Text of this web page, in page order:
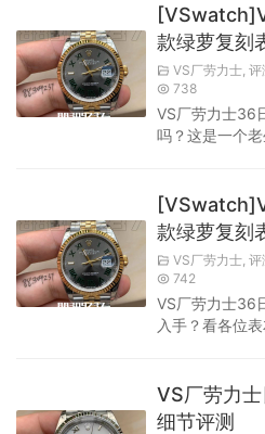
调，而劳力士
以说竞争强度特
品牌的市场辨识
的名气远超其
相互竞争，而
个，卓越的质
款绿萝复刻
VS厂劳力士, 评
738
VS厂劳力士36
吗？这是一个
间金款绿萝复
友失望，是完全
看这个市场，能
VS厂，在复刻
力士日志这个
太多了，而且
款绿萝复刻
VS厂劳力士, 评
742
VS厂劳力士36
入手？看各位
设计方面其实是
比较火的话。
VS厂劳力
细节评测